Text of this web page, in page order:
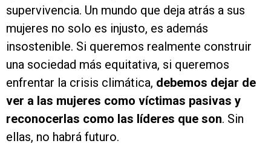
supervivencia. Un mundo que deja atrás a sus
mujeres no solo es injusto, es además
insostenible. Si queremos realmente construir
una sociedad más equitativa, si queremos
enfrentar la crisis climática, debemos dejar de
ver a las mujeres como víctimas pasivas y
reconocerlas como las líderes que son. Sin
ellas, no habrá futuro.